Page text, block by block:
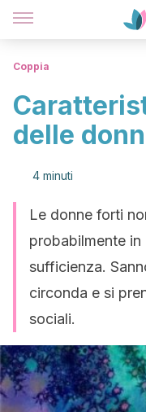
Coppia
delle
4 minuti
Le donne forti
probabilmente
sufficienza.
circonda e si
sociali.